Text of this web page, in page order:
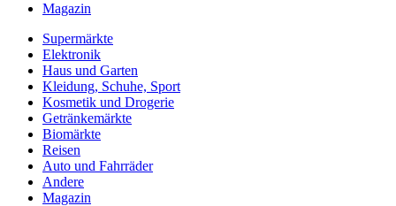
Magazin
Supermärkte
Elektronik
Haus und Garten
Kleidung, Schuhe, Sport
Kosmetik und Drogerie
Getränkemärkte
Biomärkte
Reisen
Auto und Fahrräder
Andere
Magazin